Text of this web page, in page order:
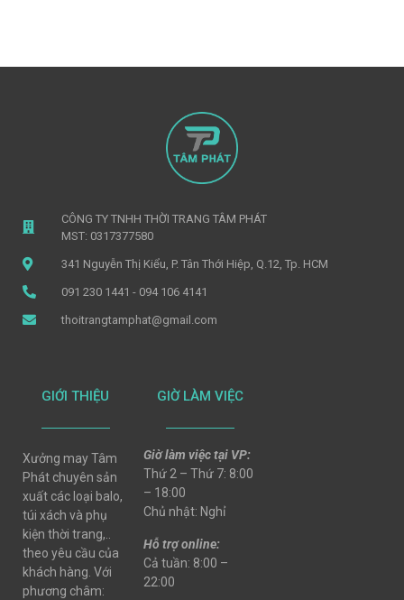
CÔNG TY TNHH THỜI TRANG TÂM PHÁT
MST: 0317377580
341 Nguyễn Thị Kiểu, P. Tân Thới Hiệp, Q.12, Tp. HCM
091 230 1441 - 094 106 4141
thoitrangtamphat@gmail.com
GIỚI THIỆU
Xưởng may Tâm
Phát chuyên sản
xuất các loại balo,
túi xách và phụ
kiện thời trang,..
theo yêu cầu của
khách hàng. Với
phương châm:
GIỜ LÀM VIỆC
Giờ làm việc tại VP:
Thứ 2 – Thứ 7: 8:00
– 18:00
Chủ nhật: Nghỉ
Hỗ trợ online:
Cả tuần: 8:00 –
22:00